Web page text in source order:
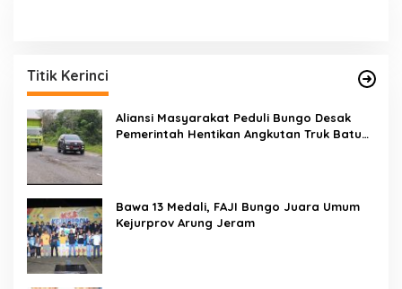
Titik Kerinci
Aliansi Masyarakat Peduli Bungo Desak
Pemerintah Hentikan Angkutan Truk Batu
Bawa 13 Medali, FAJI Bungo Juara Umum
Kejurprov Arung Jeram